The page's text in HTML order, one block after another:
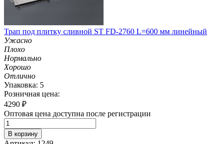
Трап под плитку сливной ST FD-2760 L=600 мм линейный
Ужасно
Плохо
Нормально
Хорошо
Отлично
Упаковка: 5
Розничная цена:
4290 ₽
Оптовая цена доступна после регистрации
В корзину